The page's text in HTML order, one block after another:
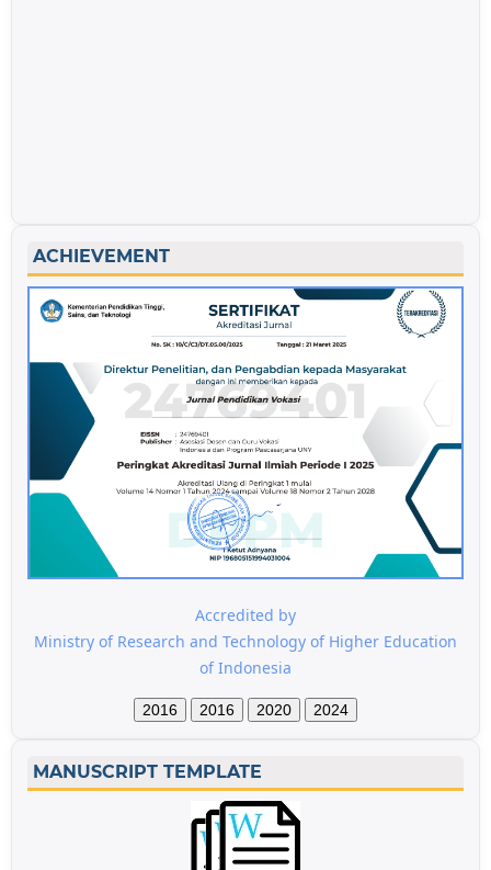
ACHIEVEMENT
Accredited by
Ministry of Research and Technology of Higher Education
of Indonesia
2016 2016 2020 2024
MANUSCRIPT TEMPLATE